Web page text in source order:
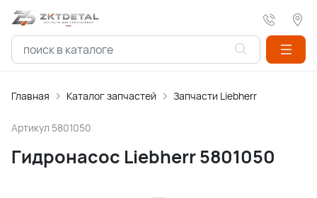
Главная Каталог запчастей Запчасти Liebherr
Артикул 5801050
Гидронасос Liebherr 5801050